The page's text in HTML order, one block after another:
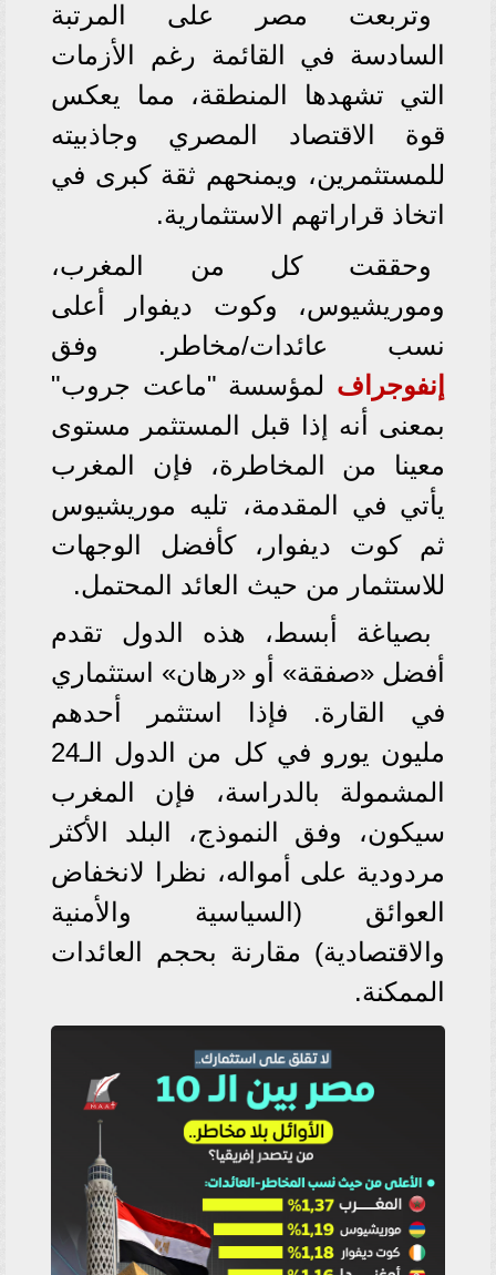
وتربعت مصر على المرتبة
السادسة في القائمة رغم الأزمات
التي تشهدها المنطقة، مما يعكس
قوة الاقتصاد المصري وجاذبيته
للمستثمرين، ويمنحهم ثقة كبرى في
اتخاذ قراراتهم الاستثمارية.
وحققت كل من المغرب،
وموريشيوس، وكوت ديفوار أعلى
نسب عائدات/مخاطر. وفق
إنفوجراف لمؤسسة "ماعت جروب"
بمعنى أنه إذا قبل المستثمر مستوى
معينا من المخاطرة، فإن المغرب
يأتي في المقدمة، تليه موريشيوس
ثم كوت ديفوار، كأفضل الوجهات
للاستثمار من حيث العائد المحتمل.
بصياغة أبسط، هذه الدول تقدم
أفضل «صفقة» أو «رهان» استثماري
في القارة. فإذا استثمر أحدهم
مليون يورو في كل من الدول الـ24
المشمولة بالدراسة، فإن المغرب
سيكون، وفق النموذج، البلد الأكثر
مردودية على أمواله، نظرا لانخفاض
العوائق (السياسية والأمنية
والاقتصادية) مقارنة بحجم العائدات
الممكنة.